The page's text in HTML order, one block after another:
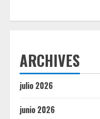
ARCHIVES
julio 2026
junio 2026